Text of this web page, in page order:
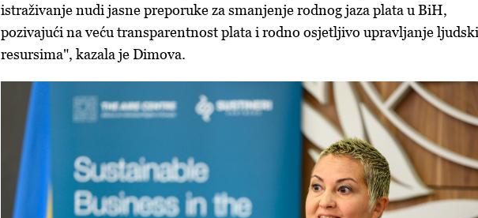
istraživanje nudi jasne preporuke za smanjenje rodnog jaza plata u BiH,
pozivajući na veću transparentnost plata i rodno osjetljivo upravljanje
resursima", kazala je Dimova.